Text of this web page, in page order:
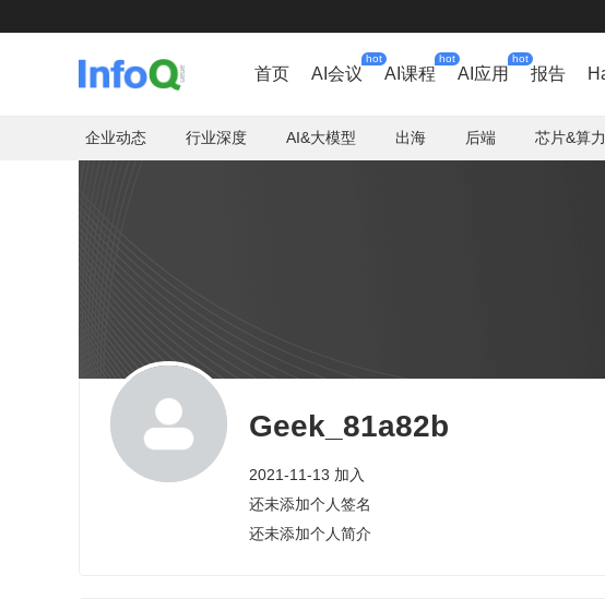
首页 AI会议
hot
AI课程
hot
AI应用
hot
报告
企业动态 行业深度 AI&大模型 出海 后端 芯片&算力
Geek_81a82b
2021-11-13 加入
还未添加个人签名
还未添加个人简介